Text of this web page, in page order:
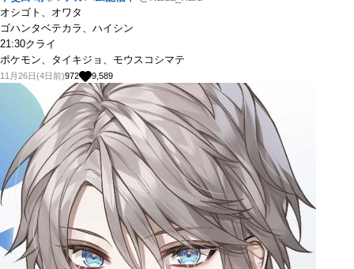
オシゴト、オワタ
ゴハンタベテカラ、ハイシン
21:30クライ
ポケモン、タイキジョ、モウスコシマテ
11月26日(4日前)972 9,589